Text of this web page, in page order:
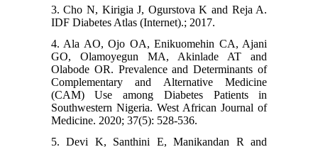
3. Cho N, Kirigia J, Ogurstova K and Reja A.
IDF Diabetes Atlas (Internet).; 2017.
4. Ala AO, Ojo OA, Enikuomehin CA, Ajani
GO, Olamoyegun MA, Akinlade AT and
Olabode OR. Prevalence and Determinants of
Complementary and Alternative Medicine
(CAM) Use among Diabetes Patients in
Southwestern Nigeria. West African Journal of
Medicine. 2020; 37(5): 528-536.
5. Devi K, Santhini E, Manikandan R and